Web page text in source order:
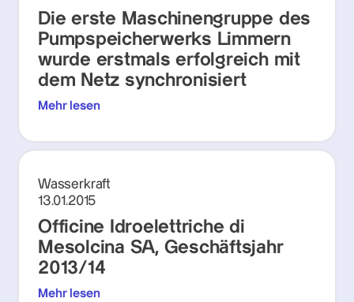
Die erste Maschinengruppe des
Pumpspeicherwerks Limmern
wurde erstmals erfolgreich mit
dem Netz synchronisiert
Mehr lesen
Wasserkraft
13.01.2015
Officine Idroelettriche di
Mesolcina SA, Geschäftsjahr
2013/14
Mehr lesen